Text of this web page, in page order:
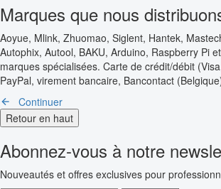
Marques que nous
Aoyue, Mlink, Zhuomao, Siglent, Hantek,
Autophix, Autool, BAKU, Arduino, Raspberry Pi
marques spécialisées. Carte de crédit/débit
PayPal, virement bancaire, Bancontact
Continuer
Retour en haut
Abonnez-vous à notre
Nouveautés et offres exclusives pour